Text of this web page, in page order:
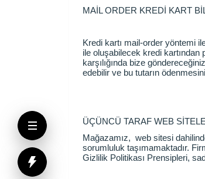
MAİL ORDER KREDİ KART
Kredi kartı mail-order yöntemi
ile oluşabilecek kredi kartından
karşılığında bize
edebilir ve bu tutarın
ÜÇÜNCÜ TARAF WEB
Mağazamız, web sitesi
sorumluluk taşımamaktadır.
Gizlilik Politikası Prensipleri,